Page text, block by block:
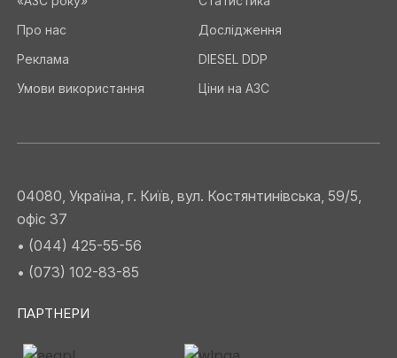
Про нас
Реклама
Умови використання
Дослідження
DIESEL DDP
Ціни на АЗС
04080, Україна, г. Київ, вул. Костянтинівська, 59/5,
офіс 37
• (044) 425-55-56
• (073) 102-83-85
ПАРТНЕРИ